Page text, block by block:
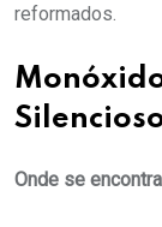
reformados.
Onde se encontra